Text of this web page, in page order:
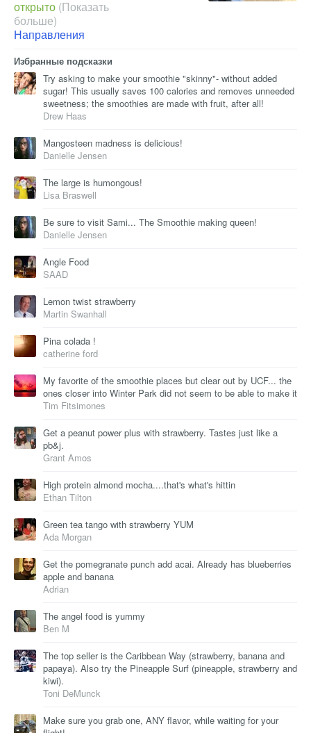
открыто (Показать
больше)
Направления
Избранные подсказки
Try asking to make your smoothie "skinny"- without added
sugar! This usually saves 100 calories and removes unneeded
sweetness; the smoothies are made with fruit, after all!
Drew Haas
Mangosteen madness is delicious!
Danielle Jensen
The large is humongous!
Lisa Braswell
Be sure to visit Sami... The Smoothie making queen!
Danielle Jensen
Angle Food
SAAD
Lemon twist strawberry
Martin Swanhall
Pina colada !
catherine ford
My favorite of the smoothie places but clear out by UCF... the
ones closer into Winter Park did not seem to be able to make it
Tim Fitsimones
Get a peanut power plus with strawberry. Tastes just like a
pb&j.
Grant Amos
High protein almond mocha....that's what's hittin
Ethan Tilton
Green tea tango with strawberry YUM
Ada Morgan
Get the pomegranate punch add acai. Already has blueberries
apple and banana
Adrian
The angel food is yummy
Ben M
The top seller is the Caribbean Way (strawberry, banana and
papaya). Also try the Pineapple Surf (pineapple, strawberry and
kiwi).
Toni DeMunck
Make sure you grab one, ANY flavor, while waiting for your